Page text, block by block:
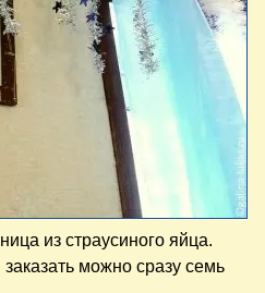
из страусиного яйца.
можно сразу семь